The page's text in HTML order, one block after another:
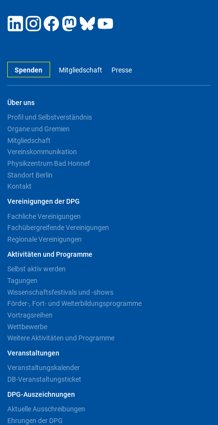
Spenden Mitgliedschaft Presse
Über uns
Profil und Selbstverständnis
Organe und Gremien
Mitgliedschaft
Vereinskommunikation
Physikzentrum Bad Honnef
Standort Berlin
Kontakt
Vereinigungen der DPG
Fachliche Vereinigungen
Fachübergreifende Vereinigungen
Regionale Vereinigungen
Aktivitäten und Programme
Selbst aktiv werden
Tagungen
Wissenschaftsfestivals und -shows
Förder-, Fort- und Weiterbildungsprogramme
Vortragsreihen
Wettbewerbe
Weitere Aktivitäten und Programme
Veranstaltungen
Veranstaltungskalender
DB-Veranstaltungsticket
DPG-Auszeichnungen
Aktuelle Ausschreibungen
Ehrungen der DPG